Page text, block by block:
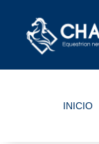
contenido
INICIO